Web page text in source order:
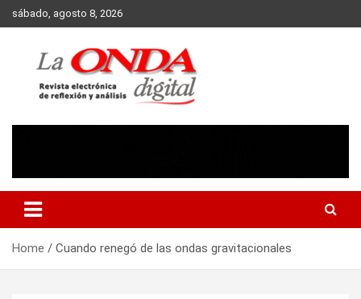
Skip
to
sábado, agosto 8, 2026
Home Cuando renegó de las ondas gravitacionales